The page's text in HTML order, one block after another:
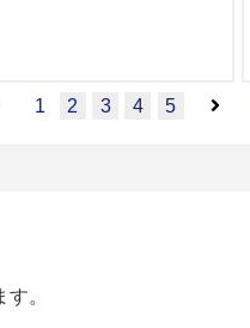
1 2 3 4 5
。